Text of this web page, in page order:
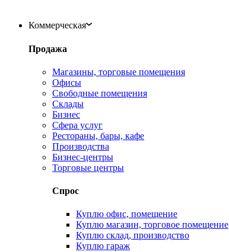
Коммерческая
Продажа
Магазины, торговые помещения
Офисы
Свободные помещения
Склады
Бизнес
Сфера услуг
Рестораны, бары, кафе
Производства
Бизнес-центры
Торговые центры
Спрос
Куплю офис, помещение
Куплю магазин, торговое помещение
Куплю склад, производство
Куплю гараж